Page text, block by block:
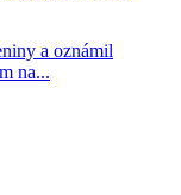
a oznámil
na...